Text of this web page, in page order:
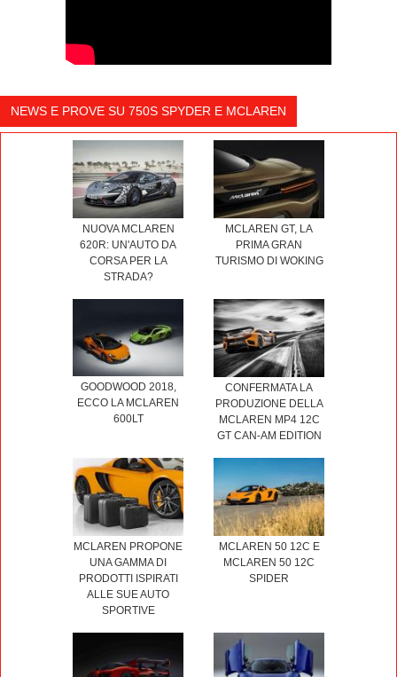
NEWS E PROVE SU 750S SPYDER E MCLAREN
NUOVA MCLAREN
620R: UN'AUTO DA
CORSA PER LA
STRADA?
MCLAREN GT, LA
PRIMA GRAN
TURISMO DI WOKING
GOODWOOD 2018,
ECCO LA MCLAREN
600LT
CONFERMATA LA
PRODUZIONE DELLA
MCLAREN MP4 12C
GT CAN-AM EDITION
MCLAREN PROPONE
UNA GAMMA DI
PRODOTTI ISPIRATI
ALLE SUE AUTO
SPORTIVE
MCLAREN 50 12C E
MCLAREN 50 12C
SPIDER